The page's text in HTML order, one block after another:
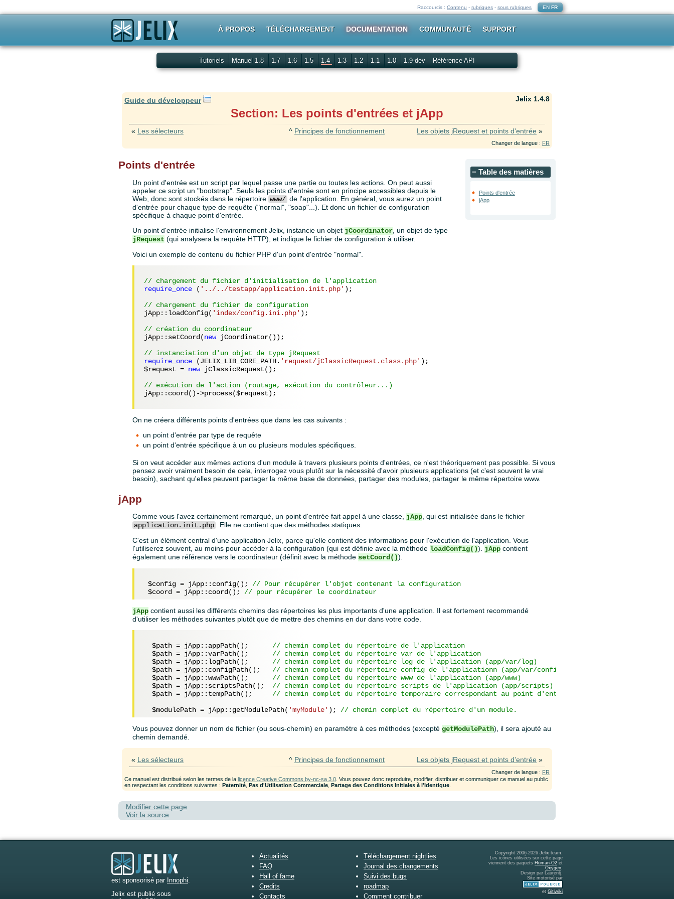
Raccourcis : Contenu - rubriques - sous rubriques EN FR
À PROPOS TÉLÉCHARGEMENT DOCUMENTATION COMMUNAUTÉ SUPPORT
Tutoriels Manuel 1.8 1.7 1.6 1.5 1.4 1.3 1.2 1.1 1.0 1.9-dev Référence API
Guide du développeur Jelix 1.4.8
Section: Les points d'entrées et jApp
« Les sélecteurs ^ Principes de fonctionnement Les objets jRequest et points d'entrée »
Changer de langue : FR
−Table des matières
Points d'entrée
jApp
Points d'entrée
Un point d'entrée est un script par lequel passe une partie ou toutes les actions. On peut aussi
appeler ce script un "bootstrap". Seuls les points d'entrée sont en principe accessibles depuis le
Web, donc sont stockés dans le répertoirewww/ de l'application. En général, vous aurez un point
d'entrée pour chaque type de requête ("normal", "soap"...). Et donc un fichier de configuration
spécifique à chaque point d'entrée.
Un point d'entrée initialise l'environnement Jelix, instancie un objet jCoordinator , un objet de type
jRequest (qui analysera la requête HTTP), et indique le fichier de configuration à utiliser.
Voici un exemple de contenu du fichier PHP d'un point d'entrée "normal".
// chargement du fichier d'initialisation de l'application
require_once ( '../../testapp/application.init.php' );
// chargement du fichier de configuration
jApp::loadConfig( 'index/config.ini.php' );
// création du coordinateur
jApp::setCoord(new jCoordinator());
// instanciation d'un objet de type jRequest
require_once (JELIX_LIB_CORE_PATH. 'request/jClassicRequest.class.php'
$request = new jClassicRequest();
// exécution de l'action (routage, exécution du contrôleur...)
jApp::coord()->process($request);
On ne créera différents points d'entrées que dans les cas suivants :
un point d'entrée par type de requête
un point d'entrée spécifique à un ou plusieurs modules spécifiques.
Si on veut accéder aux mêmes actions d'un module à travers plusieurs points d'entrées, ce n'est théoriquement pas possible. Si vous
pensez avoir vraiment besoin de cela, interrogez vous plutôt sur la nécessité d'avoir plusieurs applications (et c'est souvent le vrai
besoin), sachant qu'elles peuvent partager la même base de données, partager des modules, partager le même répertoire www.
jApp
Comme vous l'avez certainement remarqué, un point d'entrée fait appel à une classe, jApp , qui est initialisée dans le fichier
application.init.php
. Elle ne contient que des méthodes statiques.
C'est un élément central d'une application Jelix, parce qu'elle contient des informations pour l'exécution de l'application. Vous
l'utiliserez souvent, au moins pour accéder à la configuration (qui est définie avec la méthode loadConfig()). jApp contient
également une référence vers le coordinateur (définit avec la méthode setCoord()).
$config = jApp::config(); // Pour récupérer l'objet contenant la configuration
$coord
= jApp::coord(); // pour récupérer le coordinateur
jApp contient aussi les différents chemins des répertoires les plus importants d'une application. Il est fortement recommandé
d'utiliser les méthodes suivantes plutôt que de mettre des chemins en dur dans votre code.
$path = jApp::appPath(); // chemin complet du répertoire de l'application
$path = jApp::varPath(); // chemin complet du répertoire var de l'application
$path = jApp::logPath(); // chemin complet du répertoire log de l'application (app/var/log)
$path = jApp::configPath(); // chemin complet du répertoire config de l'applicationn (app/var/config)
$path = jApp::wwwPath(); // chemin complet du répertoire www de l'application (app/www)
$path = jApp::scriptsPath(); // chemin complet du répertoire scripts de l'application (app/scripts)
$path = jApp::tempPath(); // chemin complet du répertoire temporaire correspondant au point d'entrée (temp/app/www/)
$modulePath = jApp::getModulePath( 'myModule' ); // chemin complet du répertoire d'un module.
Vous pouvez donner un nom de fichier (ou sous-chemin) en paramètre à ces méthodes (exceptégetModulePath), il sera ajouté au
chemin demandé.
« Les sélecteurs ^ Principes de fonctionnement Les objets jRequest et points d'entrée »
Changer de langue : FR
Ce manuel est distribué selon les termes de lalicence Creative Commons by-nc-sa 3.0 . Vous pouvez donc reproduire, modifier, distribuer et communiquer ce manuel au public
en respectant les conditions suivantes :Paternité ,Pas d'Utilisation Commerciale ,Partage des Conditions Initiales à l'Identique
Modifier cette page
Voir la source
est sponsorisé par Innophi
Jelix est publié sous
Actualités
FAQ
Hall of fame
Credits
Contacts
Téléchargement nightlies
Journal des changements
Suivi des bugs
roadmap
Comment contribuer
Copyright 2006-2026 Jelix team.
Les icônes utilisées sur cette page
viennent des paquets Human-O2 et
Oxygen
Design par Laurentj.
Site motorisé par
et Gitiwiki